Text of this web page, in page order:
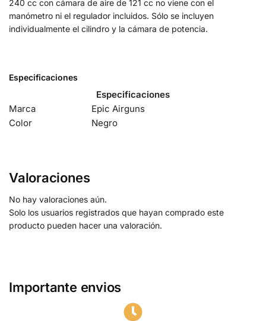
240 cc con cámara de aire de 121 cc no viene con el
manómetro ni el regulador incluidos. Sólo se incluyen
individualmente el cilindro y la cámara de potencia.
Especificaciones
Especificaciones
Marca
Epic Airguns
Color
Negro
Valoraciones
No hay valoraciones aún.
Solo los usuarios registrados que hayan comprado este
producto pueden hacer una valoración.
Importante envios